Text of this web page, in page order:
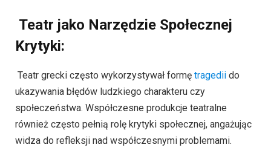
Teatr jako Narzędzie Społecznej
Krytyki:
Teatr grecki często wykorzystywał formę tragedii do
ukazywania błędów ludzkiego charakteru czy
społeczeństwa. Współczesne produkcje teatralne
również często pełnią rolę krytyki społecznej, angażując
widza do refleksji nad współczesnymi problemami.